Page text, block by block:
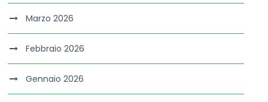
Marzo 2026
Febbraio 2026
Gennaio 2026